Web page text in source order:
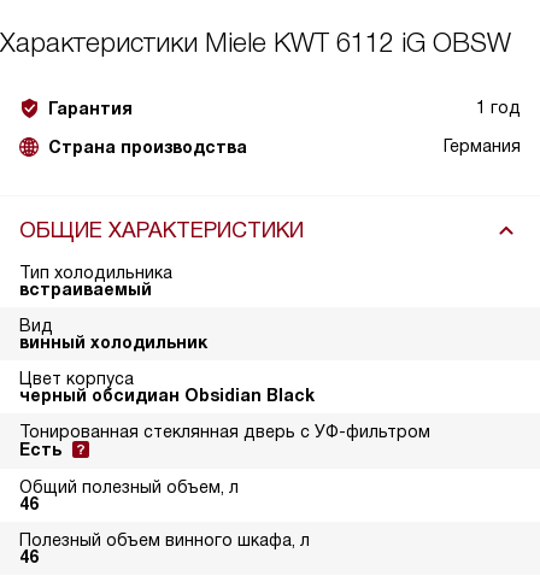
Характеристики Miele KWT 6112 iG OBSW
Гарантия 1 год
Страна производства Германия
ОБЩИЕ ХАРАКТЕРИСТИКИ
Тип холодильника
встраиваемый
Вид
винный холодильник
Цвет корпуса
черный обсидиан Obsidian Black
Тонированная стеклянная дверь с УФ-фильтром
Есть
Общий полезный объем, л
46
Полезный объем винного шкафа, л
46